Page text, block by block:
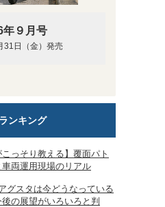
年９月号
31日（金）発売
ンキング
こっそり教える】覆面パト
両運用現場のリアル
グスタは今どうなっている
の展望がいろいろと判